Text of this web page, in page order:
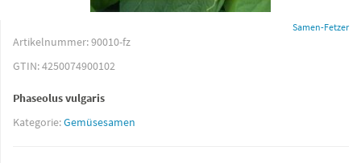
Samen-Fetzer
Artikelnummer:90010-fz
GTIN:4250074900102
Phaseolus vulgaris
Kategorie:Gemüsesamen